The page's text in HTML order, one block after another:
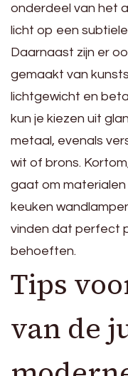
onderdeel van het
licht op een
Daarnaast zijn er
gemaakt van
lichtgewicht en
kun je kiezen uit
metaal, evenals
wit of brons.
gaat om
keuken
vinden dat perfect
behoeften.
Tips
van de